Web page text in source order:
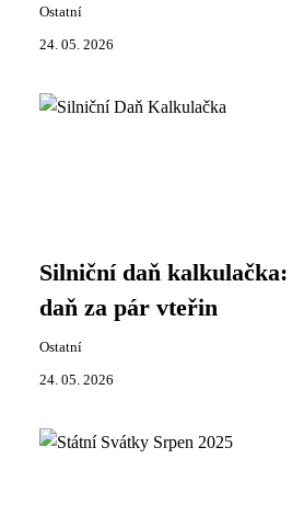
Ostatní
24. 05. 2026
Silniční daň kalkulačka:
daň za pár vteřin
Ostatní
24. 05. 2026